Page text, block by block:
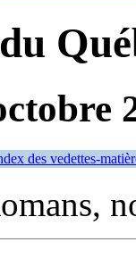
des vedettes-